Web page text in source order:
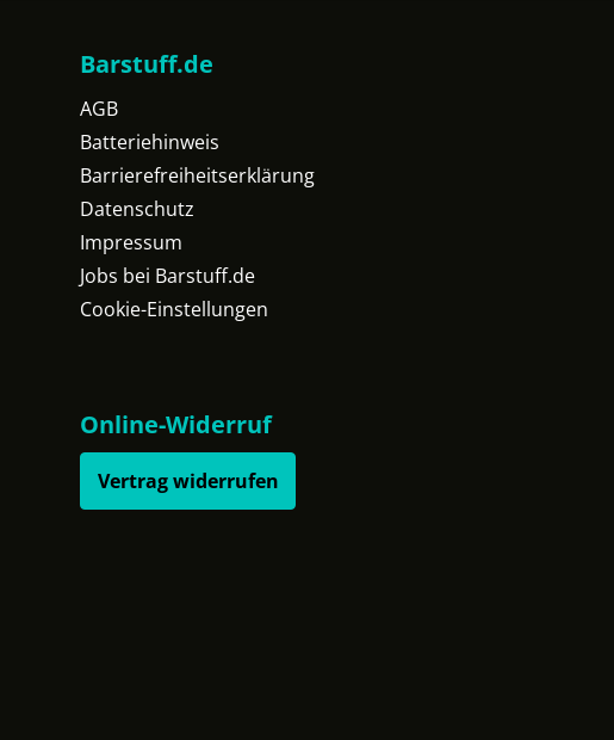
Barstuff.de
AGB
Batteriehinweis
Barrierefreiheitserklärung
Datenschutz
Impressum
Jobs bei Barstuff.de
Cookie-Einstellungen
Online-Widerruf
Vertrag widerrufen